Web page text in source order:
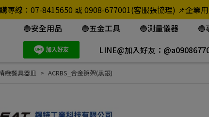
專線：07-8415650 或 0908-677001(客服張協理) 📌企業
🔵安全用品
🔵五金工具 🔵測量儀器 🔵
LINE@加入好友：
緻餐具器皿 ACRBS_合金筷架(黑銀)